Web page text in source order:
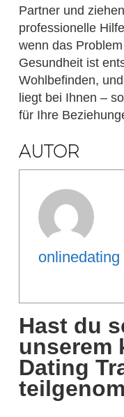
Partner und
professionelle
wenn das
Gesundheit ist
Wohlbefinden,
liegt bei Ihnen –
für Ihre
AUTOR
onlinedating
Hast du
unserem
Dating